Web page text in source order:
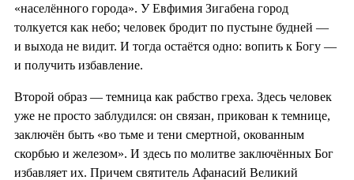
«населённого города». У Евфимия Зигабена город
толкуется как небо; человек бродит по пустыне будней —
и выхода не видит. И тогда остаётся одно: вопить к Богу —
и получить избавление.
Второй образ — темница как рабство греха. Здесь человек
уже не просто заблудился: он связан, прикован к темнице,
заключён быть «во тьме и тени смертной, окованным
скорбью и железом». И здесь по молитве заключённых Бог
избавляет их. Причем святитель Афанасий Великий